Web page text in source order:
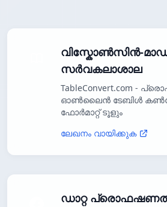
വിസ്കോൺസിൻ-
സർവകലാശാല
TableConvert.com -
ഓൺലൈൻ ടേബിൾ
ഫോർമാറ്റ് ടൂളും
ലേഖനം വായിക്കുക
ഡാറ്റ പ്രൊഫഷണൽ